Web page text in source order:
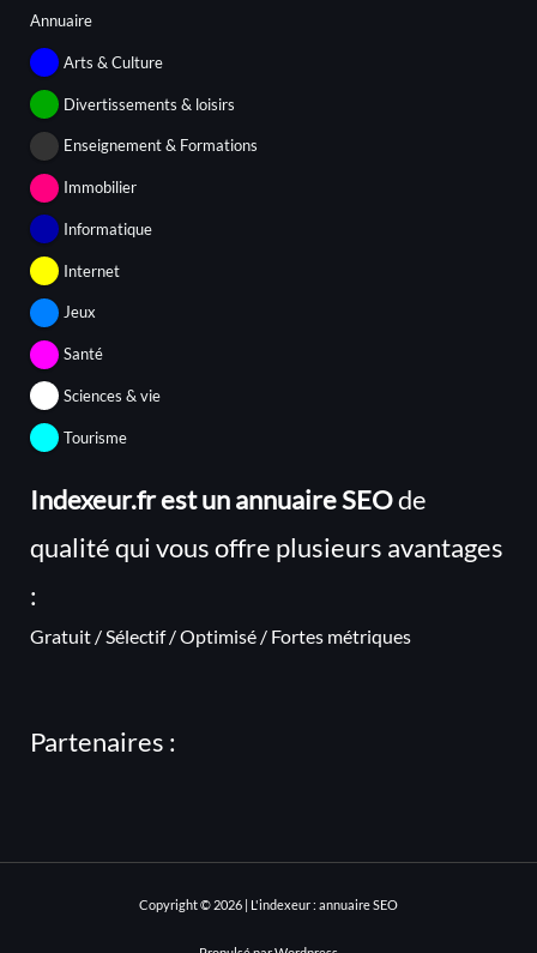
Annuaire
Arts & Culture
Divertissements & loisirs
Enseignement & Formations
Immobilier
Informatique
Internet
Jeux
Santé
Sciences & vie
Tourisme
Indexeur.fr est un annuaire SEOde
qualité qui vous offre plusieurs avantages
:
Gratuit / Sélectif / Optimisé / Fortes métriques
Partenaires :
Copyright © 2026 | L'indexeur : annuaire SEO